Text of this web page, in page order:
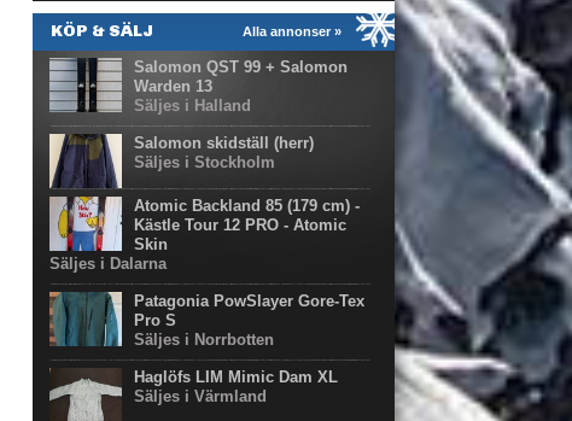
Alla annonser »
KÖP & SÄLJ
Salomon QST 99 + Salomon
Warden 13
Säljes i Halland
Salomon skidställ (herr)
Säljes i Stockholm
Atomic Backland 85 (179 cm) -
Kästle Tour 12 PRO - Atomic
Skin
Säljes i Dalarna
Patagonia PowSlayer Gore-Tex
Pro S
Säljes i Norrbotten
Haglöfs LIM Mimic Dam XL
Säljes i Värmland